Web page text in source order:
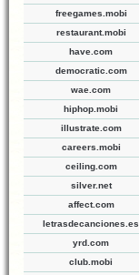
freegames.mobi
restaurant.mobi
have.com
democratic.com
wae.com
hiphop.mobi
illustrate.com
careers.mobi
ceiling.com
silver.net
affect.com
letrasdecanciones.es
yrd.com
club.mobi